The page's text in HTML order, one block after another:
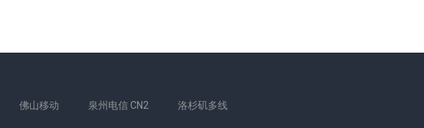
佛山移动 泉州电信 CN2 洛杉矶多线